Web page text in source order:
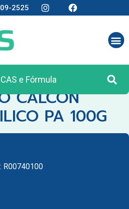
2525
REAGENTES ANALÍTICOS
CALCON
PA 100G
R00740100